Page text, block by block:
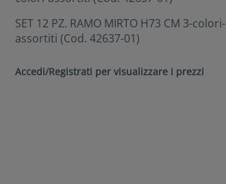
SET 12 PZ. RAMO MIRTO H73 CM 3-colori-
assortiti (Cod. 42637-01)
Accedi/Registrati per visualizzare i prezzi